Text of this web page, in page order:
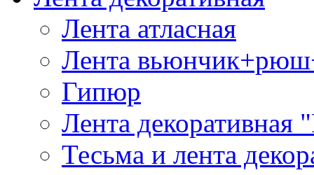
Лента атласная
Лента
Гипюр
Лента декоративная
Тесьма и лента